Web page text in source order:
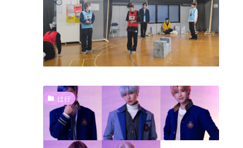
は行